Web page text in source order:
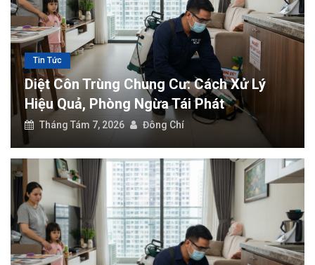
Tiêu chí chọn đơn vị SEO phù hợp với mục tiêu tăng trưởng doanh
Diệt côn trùng chung cư: Cách xử lý hiệu quả, phòng ngừa tái phát
Tin Tức
Diệt Côn Trùng Nhà Ở: Giải Pháp Bảo Vệ
Không Gian Sống An Toàn
Tháng Tám 7, 2026 Đông Chí